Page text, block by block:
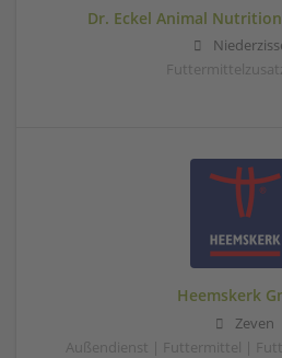
Dr. Eckel Animal Nutrition
Heemskerk
Zeven
Außendienst | Futtermittel |